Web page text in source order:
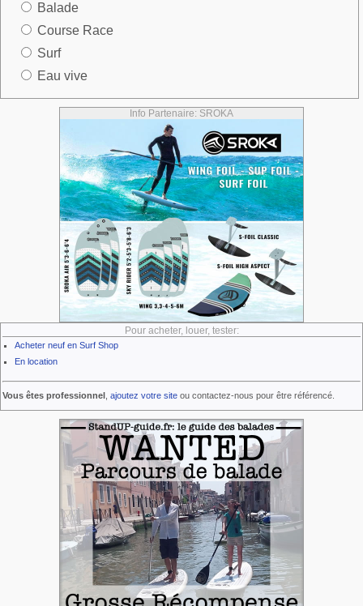
Balade
Course Race
Surf
Eau vive
Info Partenaire: SROKA
Pour acheter, louer, tester:
Acheter neuf en Surf Shop
En location
Vous êtes professionnel ajoutez votre site ou contactez-nous pour être référencé.